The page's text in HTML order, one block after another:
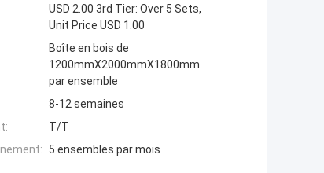
USD 2.00 3rd Tier: Over 5 Sets,
Unit Price USD 1.00
Boîte en bois de
1200mmX2000mmX1800mm
par ensemble
8-12 semaines
T/T
5 ensembles par mois